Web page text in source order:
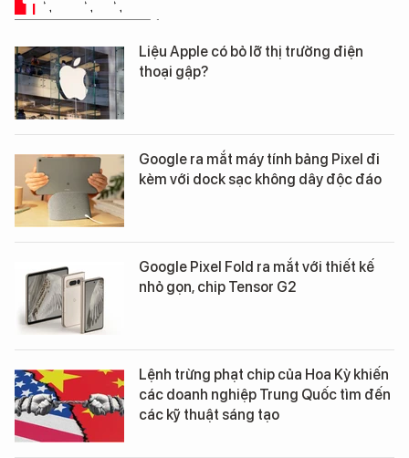
TIN CÔNG NGHỆ
Liệu Apple có bỏ lỡ thị trường điện
thoại gập?
Google ra mắt máy tính bảng Pixel đi
kèm với dock sạc không dây độc đáo
Google Pixel Fold ra mắt với thiết kế
nhỏ gọn, chip Tensor G2
Lệnh trừng phạt chip của Hoa Kỳ khiến
các doanh nghiệp Trung Quốc tìm đến
các kỹ thuật sáng tạo